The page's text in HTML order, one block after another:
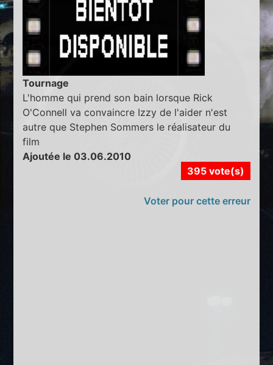
Tournage
L'homme qui prend son bain lorsque Rick
O'Connell va convaincre Izzy de l'aider n'est
autre que Stephen Sommers le réalisateur du
film
Ajoutée le 03.06.2010
395 vote(s)
Voter pour cette erreur